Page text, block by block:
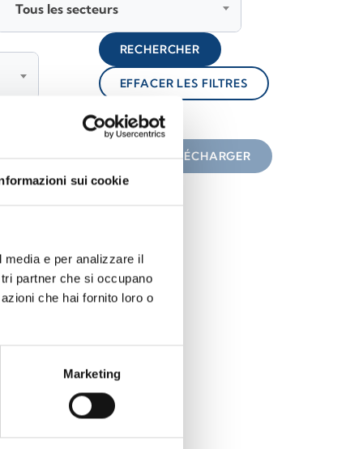
sui cookie
e per analizzare il
partner che si occupano
che hai fornito loro o
Marketing
TÉLÉCHARGER
Tous les secteurs
RECHERCHER
EFFACER LES FILTRES